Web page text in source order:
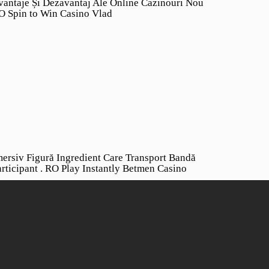
Și Dezavantaj Ale Online Cazinouri Nou
Spin to Win Casino Vlad
Figură Ingredient Care Transport Bandă
. RO Play Instantly Betmen Casino